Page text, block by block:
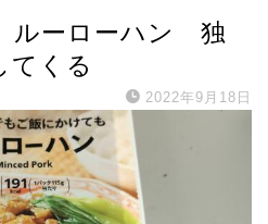
ルーローハン 独
てくる
2022年9月18日